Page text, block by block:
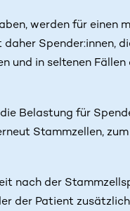
werden für einen
daher Spender:innen,
und in seltenen
Belastung für
Stammzellen,
nach der
der Patient